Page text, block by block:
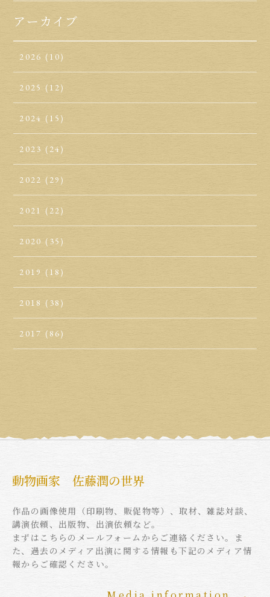
アーカイブ
2026 (10)
2025 (12)
2024 (15)
2023 (24)
2022 (29)
2021 (22)
2020 (35)
2019 (18)
2018 (38)
2017 (86)
動物画家 佐藤潤の世界
作品の画像使用（印刷物、販促物等）、取材、雑誌対談、
講演依頼、出版物、出演依頼など。
まずはこちらのメールフォームからご連絡ください。ま
た、過去のメディア出演に関する情報も下記のメディア情
報からご確認ください。